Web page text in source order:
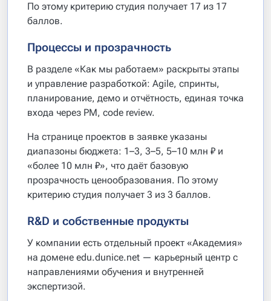
По этому критерию студия получает 17 из 17
баллов.
Процессы и прозрачность
В разделе «Как мы работаем» раскрыты этапы
и управление разработкой: Agile, спринты,
планирование, демо и отчётность, единая точка
входа через PM, code review.
На странице проектов в заявке указаны
диапазоны бюджета: 1–3, 3–5, 5–10 млн ₽ и
«более 10 млн ₽», что даёт базовую
прозрачность ценообразования. По этому
критерию студия получает 3 из 3 баллов.
R&D и собственные продукты
У компании есть отдельный проект «Академия»
на домене edu.dunice.net — карьерный центр с
направлениями обучения и внутренней
экспертизой.